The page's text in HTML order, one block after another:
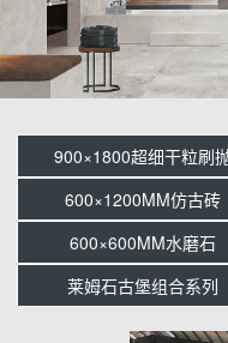
900×1800超细干粒刷
600×1200MM仿古砖
600×600MM水磨石
莱姆石古堡组合系列